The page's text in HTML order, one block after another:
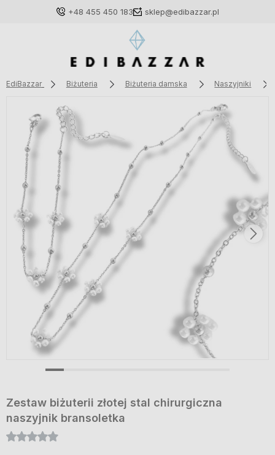
+48 455 450 183 sklep@edibazzar.pl
Wybierz coś dla siebie z naszej aktualnej oferty lub
zaloguj się, aby przywrócić dodane produkty do listy
z poprzedniej sesji.
EdiBazzar Biżuteria Biżuteria damska Naszyjniki
Zestaw biżuterii złotej stal chirurgiczna
naszyjnik bransoletka